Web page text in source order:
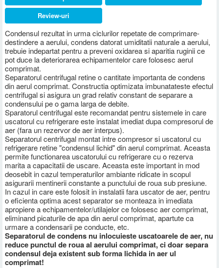
Condensul rezultat in urma ciclurilor repetate de comprimare-
destindere a aerului, condens datorat umiditatii naturale a aerului,
trebuie indepartat pentru a preveni oxidarea si aparitia ruginii ce
pot duce la deteriorarea echipamentelor care folosesc aerul
comprimat.
Separatorul centrifugal retine o cantitate importanta de condens
din aerul comprimat. Constructia optimizata imbunatateste efectul
centrifugal si asigura un grad relativ constant de separare a
condensului pe o gama larga de debite.
Sparatorul centrifugal este recomandat pentru sistemele in care
uscatorul cu refrigerare este instalat imediat dupa compresorul de
aer (fara un rezervor de aer interpus).
Separatorul centrifugal montat intre compresor si uscatorul cu
refrigerare retine "condensul lichid" din aerul comprimat. Aceasta
permite functionarea uscatorului cu refrigerare cu o rezerva
marita a capacitatii de uscare. Aceasta este important in mod
deosebit in cazul temperaturilor ambiante ridicate in scopul
asigurarii mentinerii constante a punctului de roua sub presiune.
In cazul in care este folosit in instalatii fara uscator de aer, pentru
o eficienta optima acest separator se monteaza in imediata
apropiere a echipamentelor/utilajelor ce folosesc aer comprimat,
eliminandpicaturile de apa din aerul comprimat, apartute ca
urmare a condensarii pe conducte, etc.
Separatorul de condens nu inlocuieste uscatoarele de aer, nu
reduce punctul de roua al aerului comprimat, ci doar separa
condensul deja existent sub forma lichida in aer ul
comprimat!
Review-uri